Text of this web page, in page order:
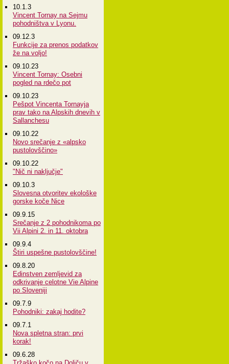
10.1.3
Vincent Tornay na Sejmu
pohodništva v Lyonu.
09.12.3
Funkcije za prenos podatkov
že na voljo!
09.10.23
Vincent Tornay: Osebni
pogled na rdečo pot
09.10.23
Pešpot Vincenta Tornayja
prav tako na Alpskih dnevih v
Sallanchesu
09.10.22
Novo srečanje z «alpsko
pustolovščino»
09.10.22
"Nič ni naključje"
09.10.3
Slovesna otvoritev ekološke
gorske koče Nice
09.9.15
Srečanje z 2 pohodnikoma po
Vii Alpini 2. in 11. oktobra
09.9.4
Štiri uspešne pustolovščine!
09.8.20
Edinstven zemljevid za
odkrivanje celotne Vie Alpine
po Sloveniji
09.7.9
Pohodniki: zakaj hodite?
09.7.1
Nova spletna stran: prvi
korak!
09.6.28